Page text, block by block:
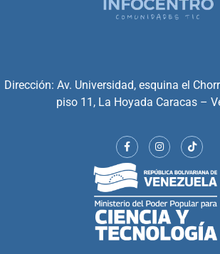
Dirección: Av. Universidad, esquina el
piso 11, La Hoyada Caracas –